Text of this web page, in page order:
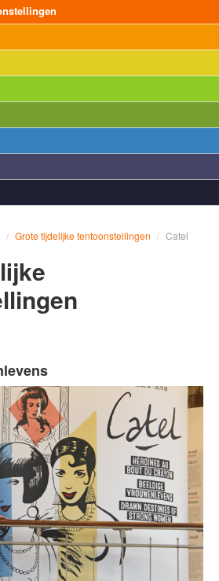
/ Grote tijdelijke tentoonstellingen / Catel